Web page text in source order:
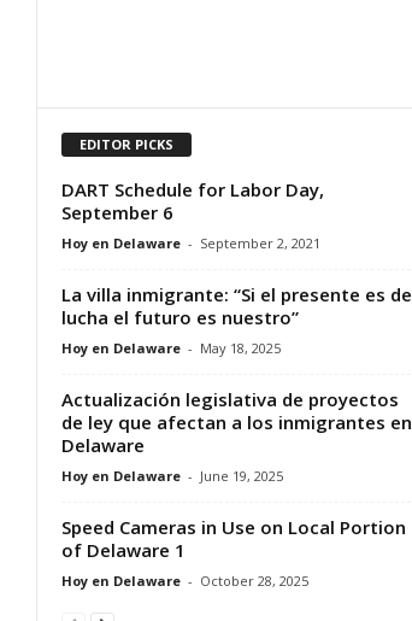
EDITOR PICKS
DART Schedule for Labor Day,
September 6
Hoy en Delaware - September 2, 2021
La villa inmigrante: “Si el presente es de
lucha el futuro es nuestro”
Hoy en Delaware - May 18, 2025
Actualización legislativa de proyectos
de ley que afectan a los inmigrantes en
Delaware
Hoy en Delaware - June 19, 2025
Speed Cameras in Use on Local Portion
of Delaware 1
Hoy en Delaware - October 28, 2025